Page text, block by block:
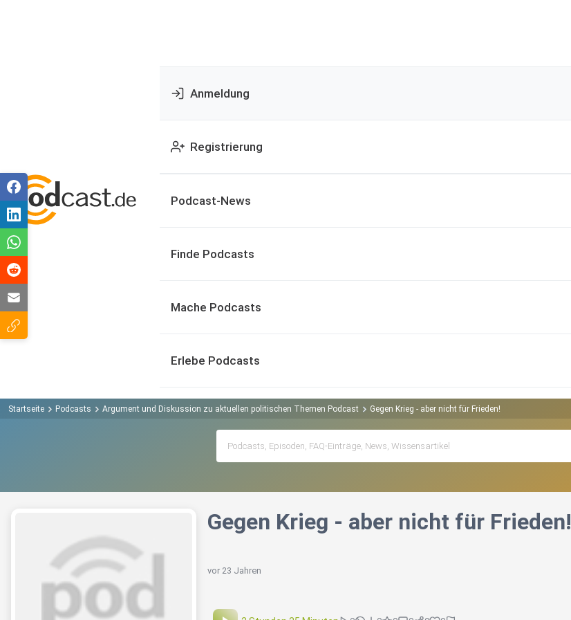
Anmeldung
Registrierung
Podcast-News
Finde Podcasts
Mache Podcasts
Erlebe Podcasts
Startseite Podcasts Argument und Diskussion zu aktuellen politischen Themen Podcast Gegen Krieg - aber nicht für Frieden!
Gegen Krieg - aber nicht für Frieden!
vor 23 Jahren